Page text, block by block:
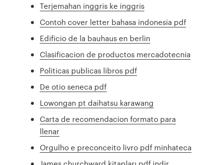
Terjemahan inggris ke inggris
Contoh cover letter bahasa indonesia pdf
Edificio de la bauhaus en berlin
Clasificacion de productos mercadotecnia
Politicas publicas libros pdf
De otio seneca pdf
Lowongan pt daihatsu karawang
Carta de recomendacion formato para
llenar
Orgulho e preconceito livro pdf minhateca